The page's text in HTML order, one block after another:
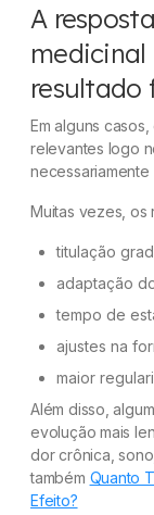
A
medicinal
resultado
Em alguns
relevantes logo
Muitas vezes, os
titulação
adaptação
tempo de
ajustes na
maior
Além disso,
evolução mais
dor crônica,
também Quanto
Efeito?